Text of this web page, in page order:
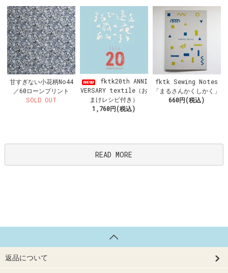
甘すぎない小花柄No44
／60ローンプリント
SOLD OUT
fktk20th ANNI
VERSARY textile（お
まけレシピ付き）
1,760円(税込)
fktk Sewing Notes
「まるさんかくしかく」
660円(税込)
READ MORE
返品について